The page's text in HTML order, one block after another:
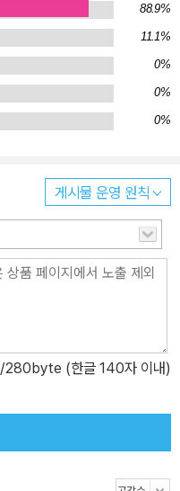
88.9%
11.1%
0%
0%
0%
게시물 운영 원칙
/280byte (한글 140자 이내)